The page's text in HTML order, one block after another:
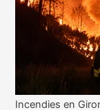
Incendies en